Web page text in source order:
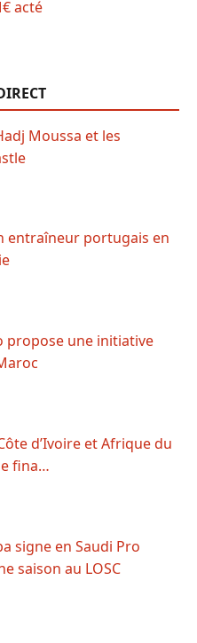
acté
Moussa et les
entraîneur portugais en
propose une initiative
d’Ivoire et Afrique du
fina…
signe en Saudi Pro
saison au LOSC